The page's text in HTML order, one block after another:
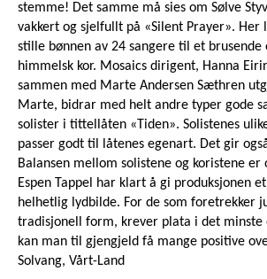
stemme! Det samme må sies om Sølve
vakkert og sjelfullt på «Silent Prayer». Her
stille bønnen av 24 sangere til et
himmelsk kor. Mosaics dirigent, Hanna
sammen med Marte Andersen Sæthren
Marte, bidrar med helt andre typer gode
solister i tittellåten «Tiden». Solistenes
passer godt til låtenes egenart. Det gir
Balansen mellom solistene og koristene er
Espen Tappel har klart å gi produksjonen
helhetlig lydbilde. For de som foretrekker
tradisjonell form, krever plata i det minste
kan man til gjengjeld få mange positive
Solvang, Vårt-Land